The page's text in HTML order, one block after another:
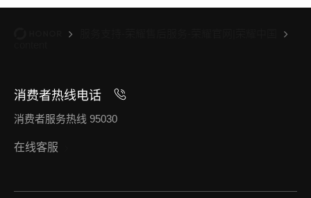
消费者热线电话
消费者服务热线 95030
在线客服